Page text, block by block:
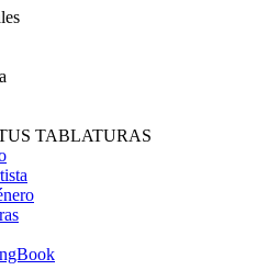
TABLATURAS